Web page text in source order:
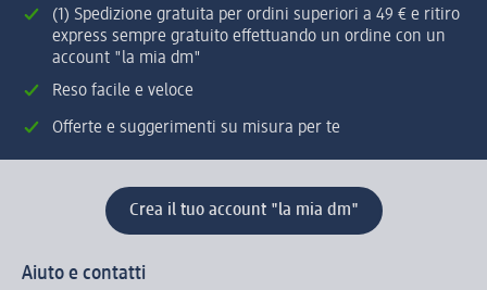
(1) Spedizione gratuita per ordini superiori a 49 € e ritiro
express sempre gratuito effettuando un ordine con un
account "la mia dm"
Reso facile e veloce
Offerte e suggerimenti su misura per te
Crea il tuo account "la mia dm"
Aiuto e contatti